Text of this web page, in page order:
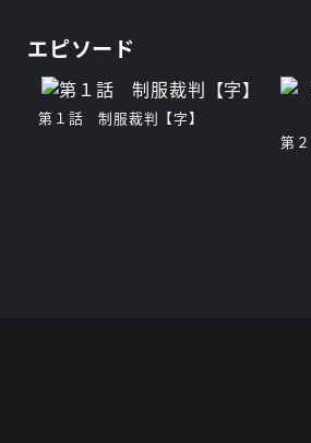
エピソード
第１話 制服裁判【字】
第